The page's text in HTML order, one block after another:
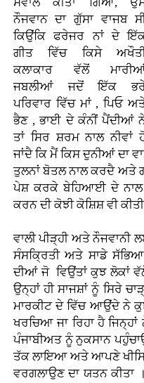
ਨੌਜਵਾਨ ਦਾ ਗੁੱਸਾ ਵਾਜਬ
ਕਿਉਂਕਿ ਫਰੇਜਰ ਨਾਂ ਦੇ
ਗੀਤ ਵਿੱਚ ਕਿਸੇ
ਕਲਾਕਾਰ ਵੱਲੋਂ
ਜਬਲੀਆਂ ਜਦੋਂ ਇੱਕ
ਪਰਿਵਾਰ ਵਿੱਚ ਮਾਂ , ਪਿਓ
ਭੈਣ , ਭਾਈ ਦੇ ਕੰਨੀਂ ਪੈਂਦੀਆਂ
ਤਾਂ ਸਿਰ ਸ਼ਰਮ ਨਾਲ ਨੀਵਾਂ
ਜਾਂਦੈ ਕਿ ਮੈਂ ਕਿਸ ਦੁਨੀਆਂ ਦਾ
ਤੁਲਨਾਂ ਬੋਤਲ ਨਾਲ ਕਰਦੈ ਅਤੇ
ਪੇਸ਼ ਕਰਕੇ ਬੇਹਿਆਈ ਦੇ ਨਾਲ
ਕਰਨ ਦੀ ਕੋਝੀ ਕੋਸ਼ਿਸ਼ ਵੀ
ਬਿਨਾਂ ਸ਼ੱਕ ਇਹ
ਵਾਲੀ ਪੀੜ੍ਹੀ ਅਤੇ ਨੌਜਵਾਨੀ
ਸੰਸਕ੍ਰਿਤੀ ਅਤੇ ਸਾਡੇ
ਦੀਆਂ ਜੋ ਵਿਉਂਤਾਂ ਕੁਝ ਲੋਕਾਂ
ਉਨ੍ਹਾਂ ਹੀ ਸਾਜਸ਼ਾਂ ਨੂੰ ਸਿਰੇ
ਮਾਰਕੀਟ ਦੇ ਵਿੱਚ ਆਉਂਦੇ ਨੇ
ਖਰਚਿਆ ਜਾ ਰਿਹਾ ਹੈ ਜਿਨ੍ਹਾਂ
ਪੰਜਾਬੀਅਤ ਨੂੰ ਨੁਕਸਾਨ
ਤੱਕ ਲਾਇਆ ਅਤੇ ਆਪਣੇ
ਵਰਗਲਾਉਣ ਦਾ ਯਤਨ